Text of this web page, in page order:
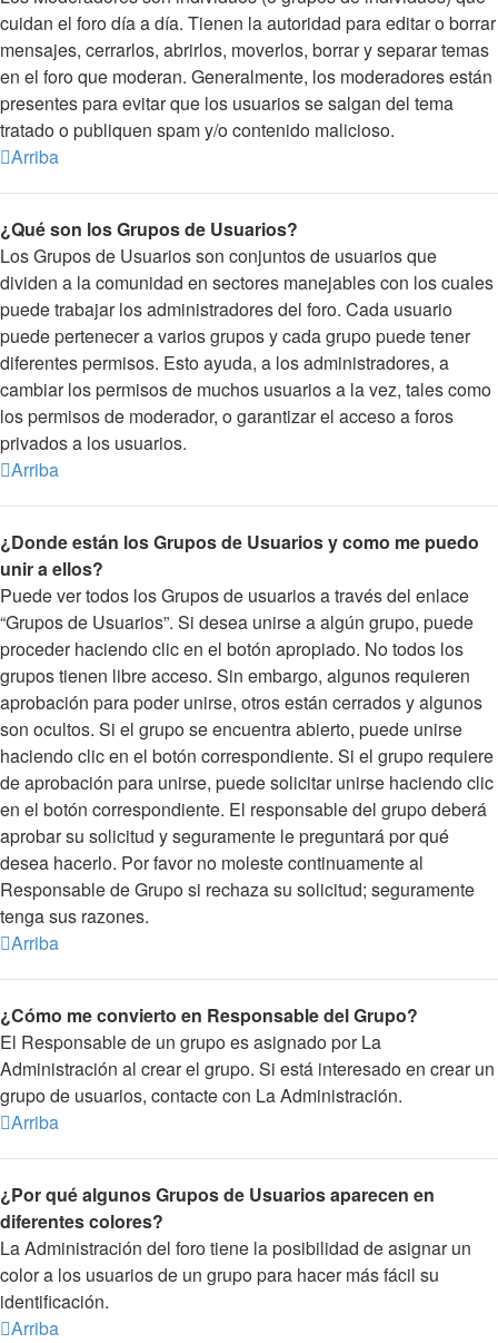
cuidan el foro día a día. Tienen la autoridad para editar o borrar
mensajes, cerrarlos, abrirlos, moverlos, borrar y separar temas
en el foro que moderan. Generalmente, los moderadores están
presentes para evitar que los usuarios se salgan del tema
tratado o publiquen spam y/o contenido malicioso.
Arriba
¿Qué son los Grupos de Usuarios?
Los Grupos de Usuarios son conjuntos de usuarios que
dividen a la comunidad en sectores manejables con los cuales
puede trabajar los administradores del foro. Cada usuario
puede pertenecer a varios grupos y cada grupo puede tener
diferentes permisos. Esto ayuda, a los administradores, a
cambiar los permisos de muchos usuarios a la vez, tales como
los permisos de moderador, o garantizar el acceso a foros
privados a los usuarios.
Arriba
¿Donde están los Grupos de Usuarios y como me puedo
unir a ellos?
Puede ver todos los Grupos de usuarios a través del enlace
“Grupos de Usuarios”. Si desea unirse a algún grupo, puede
proceder haciendo clic en el botón apropiado. No todos los
grupos tienen libre acceso. Sin embargo, algunos requieren
aprobación para poder unirse, otros están cerrados y algunos
son ocultos. Si el grupo se encuentra abierto, puede unirse
haciendo clic en el botón correspondiente. Si el grupo requiere
de aprobación para unirse, puede solicitar unirse haciendo clic
en el botón correspondiente. El responsable del grupo deberá
aprobar su solicitud y seguramente le preguntará por qué
desea hacerlo. Por favor no moleste continuamente al
Responsable de Grupo si rechaza su solicitud; seguramente
tenga sus razones.
Arriba
¿Cómo me convierto en Responsable del Grupo?
El Responsable de un grupo es asignado por La
Administración al crear el grupo. Si está interesado en crear un
grupo de usuarios, contacte con La Administración.
Arriba
¿Por qué algunos Grupos de Usuarios aparecen en
diferentes colores?
La Administración del foro tiene la posibilidad de asignar un
color a los usuarios de un grupo para hacer más fácil su
identificación.
Arriba